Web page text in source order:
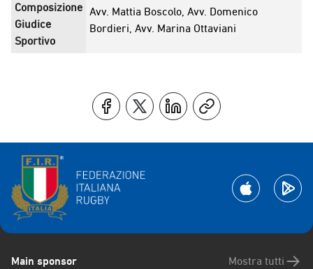
Composizione
Giudice
Sportivo
Avv. Mattia Boscolo, Avv. Domenico
Bordieri, Avv. Marina Ottaviani
Main sponsor Mostra tutti